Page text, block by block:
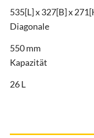
535[L] x 327[B] x
Diagonale
550 mm
Kapazität
26 L